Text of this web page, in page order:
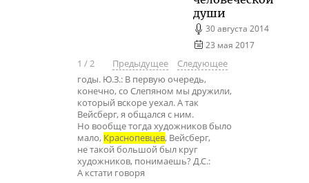
души
30 августа 2014
23 мая 2017
1 /2 Предыдущее
Следующее
годы. Ю.З.: В первую очередь,
конечно, со Слепяном мы дружили,
который вскоре уехал. А так
Вейсберг, я общался с ним.
Но вообще тогда художников было
мало, Краснопевцев, Вейсберг,
не такой большой был круг
художников, понимаешь? Д.С.:
А кстати говоря